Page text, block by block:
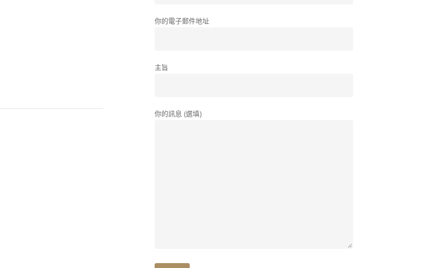
你的電子郵件地址
主旨
你的訊息 (選填)